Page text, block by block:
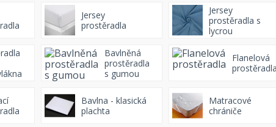
Jersey
prostěradla
Jersey
prostěradla s
lycrou
Bavlněná
prostěradla
s gumou
Flanelová
prostěradla
Bavlna - klasická
plachta
Matracové
chrániče